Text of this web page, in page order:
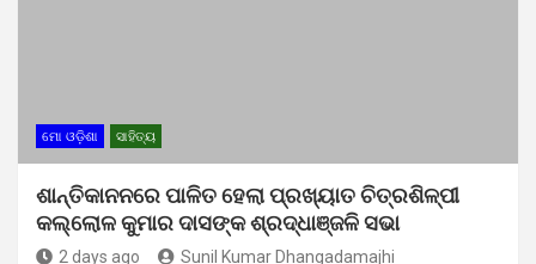
ମୋ ଓଡ଼ିଶା ସାହିତ୍ୟ
ଶାନ୍ତିକାନନରେ ପାଳିତ ହେଲା ପ୍ରଖ୍ୟାତ ଚିତ୍ରଶିଳ୍ପୀ
କଲ୍ଲୋଳ କୁମାର ଦାସଙ୍କ ଶ୍ରଦ୍ଧାଞ୍ଜଳି ସଭା
2 days ago Sunil Kumar Dhangadamajhi